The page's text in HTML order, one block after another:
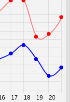
17 18 19 20